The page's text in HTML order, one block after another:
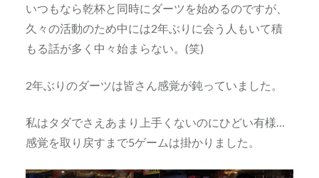
いつもなら乾杯と同時にダーツを始めるのですが、
久々の活動のため中には2年ぶりに会う人もいて積
もる話が多く中々始まらない。(笑)
2年ぶりのダーツは皆さん感覚が鈍っていました。
私はタダでさえあまり上手くないのにひどい有様…
感覚を取り戻すまで5ゲームは掛かりました。